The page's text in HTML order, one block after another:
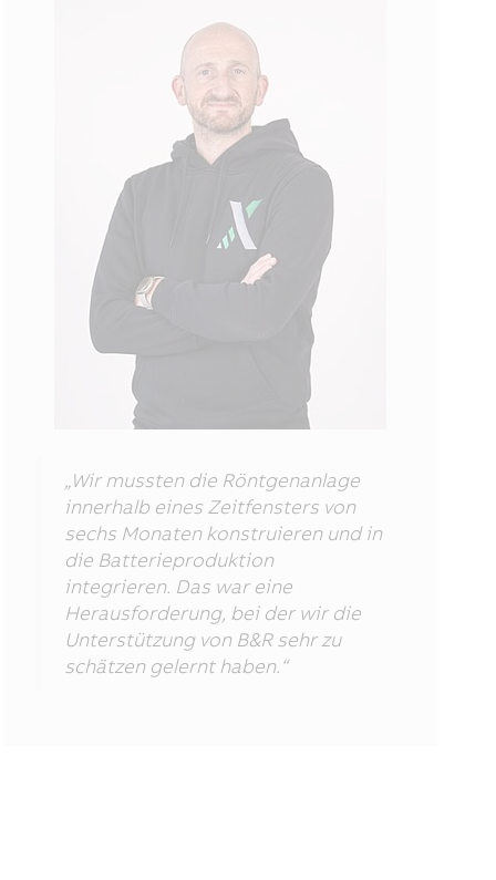
„Wir mussten die Röntgenanlage
innerhalb eines Zeitfensters von
sechs Monaten konstruieren und in
die Batterieproduktion
integrieren. Das war eine
Herausforderung, bei der wir die
Unterstützung von B&R sehr zu
schätzen gelernt haben.“